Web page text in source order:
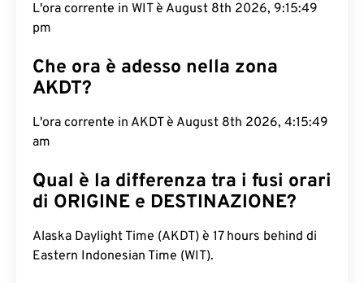
L'ora corrente in WIT è August 8th 2026, 9:15:50
pm
Che ora è adesso nella zona
AKDT?
L'ora corrente in AKDT è August 8th 2026, 4:15:50
am
Qual è la differenza tra i fusi orari
di ORIGINE e DESTINAZIONE?
Alaska Daylight Time (AKDT) è 17 hours behind di
Eastern Indonesian Time (WIT).